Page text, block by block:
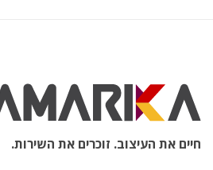
חיים את העיצוב. זוכרים את השירות.